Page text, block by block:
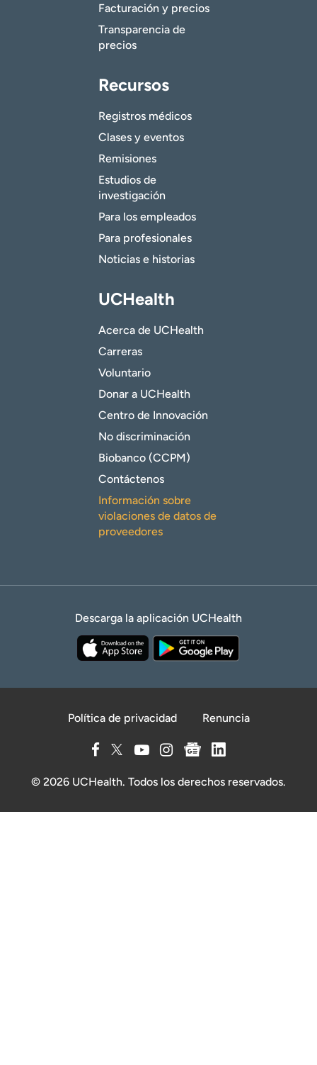
Facturación y precios
Transparencia de
precios
Recursos
Registros médicos
Clases y eventos
Remisiones
Estudios de
investigación
Para los empleados
Para profesionales
Noticias e historias
UCHealth
Acerca de UCHealth
Carreras
Voluntario
Donar a UCHealth
Centro de Innovación
No discriminación
Biobanco (CCPM)
Contáctenos
Información sobre
violaciones de datos de
proveedores
Descarga la aplicación UCHealth
Política de privacidad Renuncia
© 2026 UCHealth. Todos los derechos reservados.